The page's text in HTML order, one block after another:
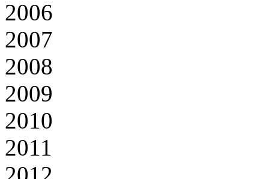
2006
2007
2008
2009
2010
2011